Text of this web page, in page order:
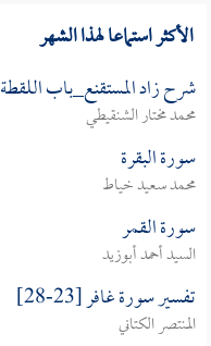
الأكثر استماعا لهذا الشهر
شرح زاد المستقنع_باب اللقطة
محمد مختار الشنقيطي
سورة البقرة
محمد سعيد خياط
سورة القمر
السيد أحمد أبوزيد
تفسير سورة غافر [23-28]
المنتصر الكتاني